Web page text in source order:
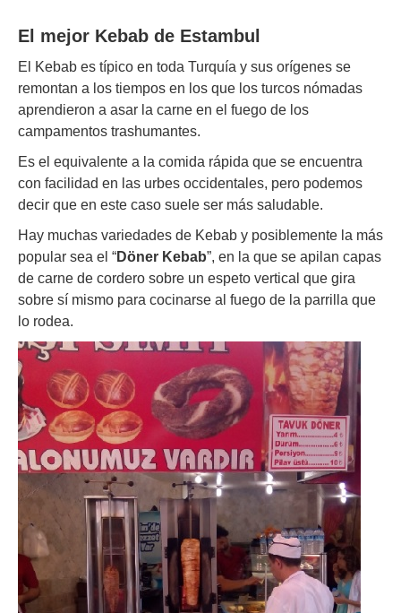
El mejor Kebab de Estambul
El Kebab es típico en toda Turquía y sus orígenes se
remontan a los tiempos en los que los turcos nómadas
aprendieron a asar la carne en el fuego de los
campamentos trashumantes.
Es el equivalente a la comida rápida que se encuentra
con facilidad en las urbes occidentales, pero podemos
decir que en este caso suele ser más saludable.
Hay muchas variedades de Kebab y posiblemente la más
popular sea el “Döner Kebab”, en la que se apilan capas
de carne de cordero sobre un espeto vertical que gira
sobre sí mismo para cocinarse al fuego de la parrilla que
lo rodea.